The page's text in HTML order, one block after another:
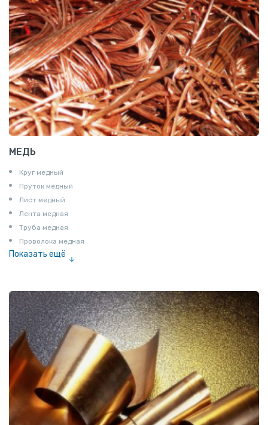
МЕДЬ
Круг медный
Пруток медный
Лист медный
Лента медная
Труба медная
Проволока медная
Показать ещё